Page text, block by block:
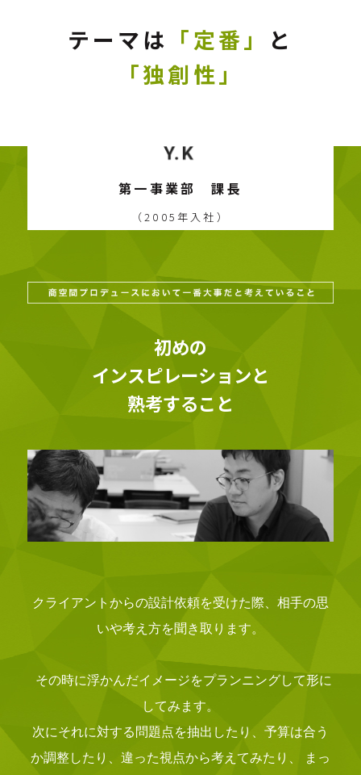
テーマは 「定番」
と
「独創性」
第一事業部 課長
（2005年入社）
初めの
インスピレーションと
熟考すること
クライアントからの設計依頼を受けた際、相手の思
いや考え方を聞き取ります。
その時に浮かんだイメージをプランニングして形に
してみます。
次にそれに対する問題点を抽出したり、予算は合う
か調整したり、違った視点から考えてみたり、
まっ